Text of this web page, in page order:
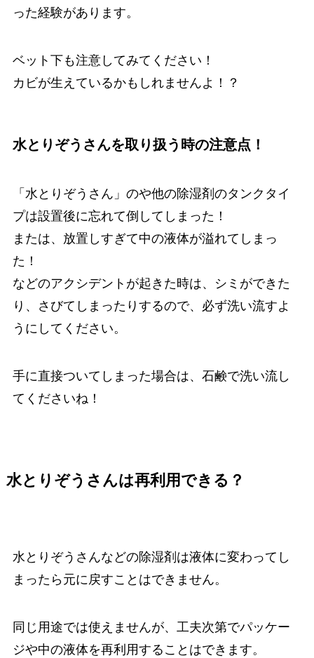
った経験があります。
ベット下も注意してみてください！
カビが生えているかもしれませんよ！？
水とりぞうさんを取り扱う時の注意点！
「水とりぞうさん」のや他の除湿剤のタンクタイ
プは設置後に忘れて倒してしまった！
または、放置しすぎて中の液体が溢れてしまっ
た！
などのアクシデントが起きた時は、シミができた
り、さびてしまったりするので、必ず洗い流すよ
うにしてください。
手に直接ついてしまった場合は、石鹸で洗い流し
てくださいね！
水とりぞうさんは再利用できる？
水とりぞうさんなどの除湿剤は液体に変わってし
まったら元に戻すことはできません。
同じ用途では使えませんが、工夫次第でパッケー
ジや中の液体を再利用することはできます。